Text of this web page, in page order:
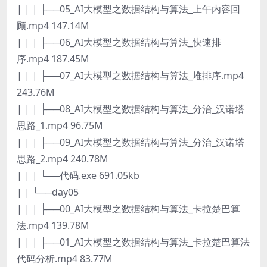
| | | ├──05_AI大模型之数据结构与算法_上午内容回
顾.mp4 147.14M
| | | ├──06_AI大模型之数据结构与算法_快速排
序.mp4 187.45M
| | | ├──07_AI大模型之数据结构与算法_堆排序.mp4
243.76M
| | | ├──08_AI大模型之数据结构与算法_分治_汉诺塔
思路_1.mp4 96.75M
| | | ├──09_AI大模型之数据结构与算法_分治_汉诺塔
思路_2.mp4 240.78M
| | | └──代码.exe 691.05kb
| | └──day05
| | | ├──00_AI大模型之数据结构与算法_卡拉楚巴算
法.mp4 139.78M
| | | ├──01_AI大模型之数据结构与算法_卡拉楚巴算法
代码分析.mp4 83.77M